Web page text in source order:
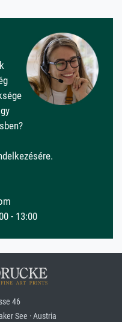
- 13:00
46
See · Austria